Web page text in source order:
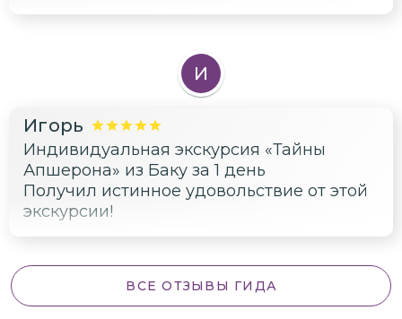
И
Игорь
Индивидуальная экскурсия «Тайны
Апшерона» из Баку за 1 день
Получил истинное удовольствие от этой
экскурсии!
ВСЕ ОТЗЫВЫ ГИДА